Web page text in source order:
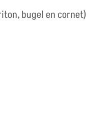
bugel en cornet)